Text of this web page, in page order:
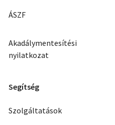
ÁSZF
Akadálymentesítési
nyilatkozat
Segítség
Szolgáltatások